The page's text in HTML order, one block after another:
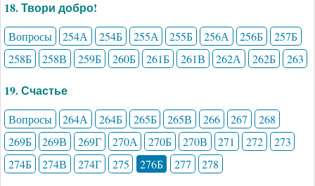
18. Твори добро!
Вопросы 254А 254Б 255А 255Б 256А 256Б
257Б
258Б
258В 259Б 260Б 261Б 261В 262А 262Б 263
19. Счастье
Вопросы 264А 264Б 265Б 265В 266 267
268
269Б
269В 269Г 270А 270Б 270В 271 272
273
274Б
274В 274Г 275 276Б 277 278